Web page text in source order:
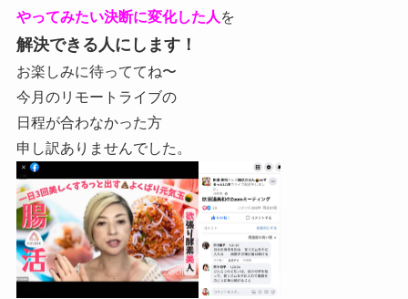
やってみたい決断に変化した人 を
解決できる人にします！
お楽しみに待っててね〜
今月のリモートライブの
日程が合わなかった方
申し訳ありませんでした。